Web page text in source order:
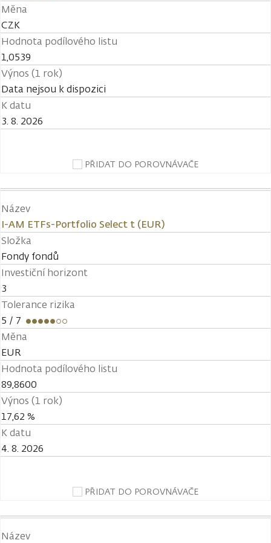
Měna
CZK
Hodnota podílového listu
1,0539
Výnos (1 rok)
Data nejsou k dispozici
K datu
3. 8. 2026
PŘIDAT DO POROVNÁVAČE
Název
I-AM ETFs-Portfolio Select t (EUR)
Složka
Fondy fondů
Investiční horizont
3
Tolerance rizika
5 / 7
Měna
EUR
Hodnota podílového listu
89,8600
Výnos (1 rok)
17,62 %
K datu
4. 8. 2026
PŘIDAT DO POROVNÁVAČE
Název